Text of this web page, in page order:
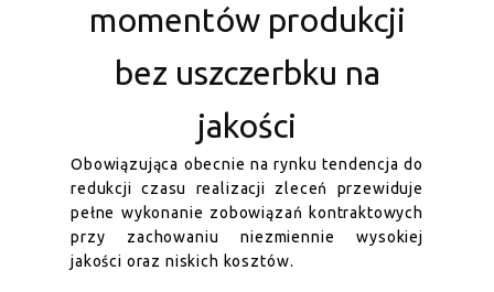
momentów produkcji
bez uszczerbku na
jakości
Obowiązująca obecnie na rynku tendencja do
redukcji czasu realizacji zleceń przewiduje
pełne wykonanie zobowiązań kontraktowych
przy zachowaniu niezmiennie wysokiej
jakości oraz niskich kosztów.